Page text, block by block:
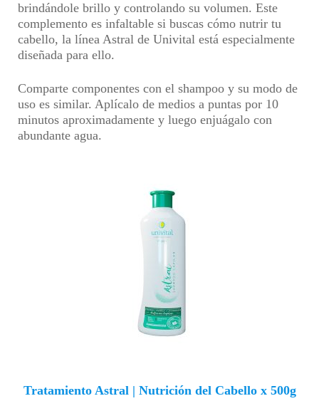
brindándole brillo y controlando su volumen. Este
complemento es infaltable si buscas cómo nutrir tu
cabello, la línea Astral de Univital está especialmente
diseñada para ello.
Comparte componentes con el shampoo y su modo de
uso es similar. Aplícalo de medios a puntas por 10
minutos aproximadamente y luego enjuágalo con
abundante agua.
Tratamiento Astral | Nutrición del Cabello x 500g